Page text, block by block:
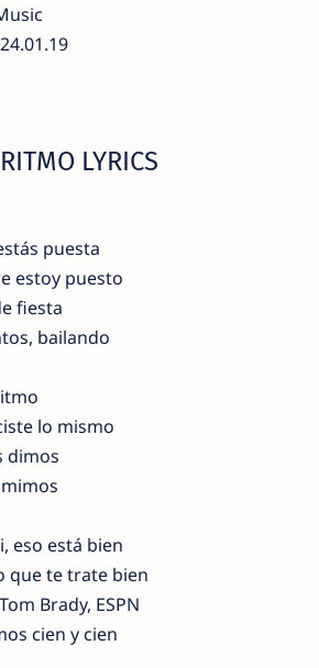
LYRICS
puesta
estoy puesto
fiesta
bailando
lo mismo
dimos
eso está bien
que te trate bien
Brady, ESPN
cien y cien